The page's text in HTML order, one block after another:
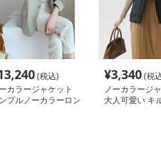
(税込)
カラージャケット
プルノーカラーロン
¥3,340(税
ノーカラージ
大人可愛い キ